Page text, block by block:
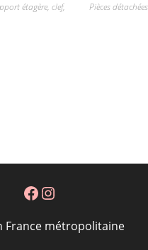
étagère, clef, Pièces
FacebookInstagram
France métropolitaine